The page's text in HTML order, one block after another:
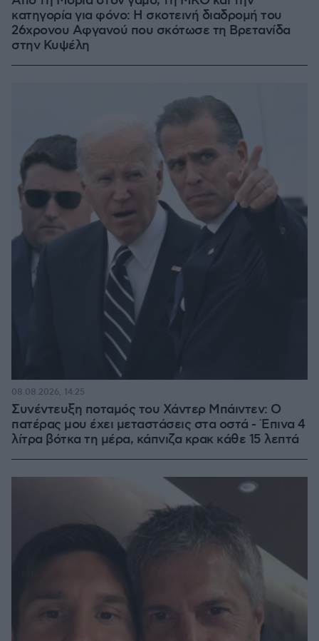
κατηγορία για φόνο: Η σκοτεινή διαδρομή του
26χρονου Αφγανού που σκότωσε τη Βρετανίδα
στην Κυψέλη
Συνέντευξη ποταμός του Χάντερ Μπάιντεν: Ο
πατέρας μου έχει μεταστάσεις στα οστά - Έπινα 4
λίτρα βότκα τη μέρα, κάπνιζα κρακ κάθε 15 λεπτά
08.08.2026, 14:25